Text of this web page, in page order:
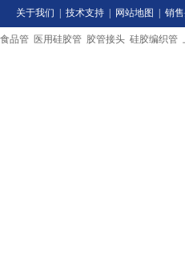
关于我们 技术支持 网站地图 销
食品管 医用硅胶管 胶管接头 硅胶编织管